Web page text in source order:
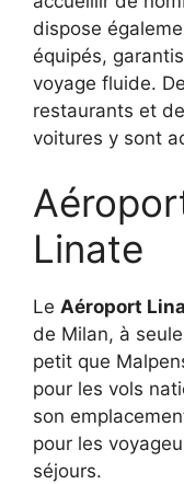
dispose
équipés,
voyage fluide.
restaurants et
voitures y sont
Linate
Le Aéroport
de Milan, à
petit que
pour les vols
son
pour les
séjours.